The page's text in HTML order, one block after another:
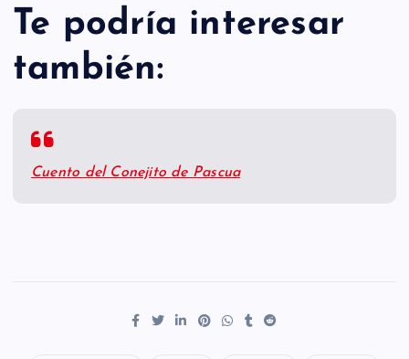
Te podría interesar
también:
Cuento del Conejito de Pascua